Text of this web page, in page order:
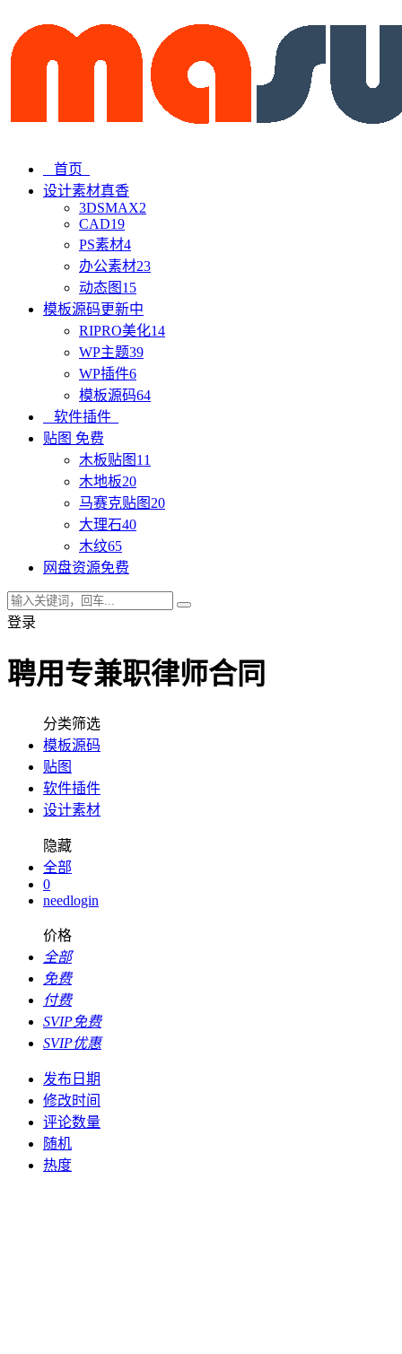
首页
设计素材真香
3DSMAX2
CAD19
PS素材4
办公素材23
动态图 15
模板源码更新中
RIPRO美化14
WP主题39
WP插件6
模板源码64
软件插件
贴图 免费
木板贴图 11
木地板20
马赛克贴图 20
大理石40
木纹65
网盘资源免费
登录
聘用专兼职律师合同
分类筛选
模板源码
贴图
软件插件
设计素材
隐藏
全部
0
needlogin
价格
全部
免费
付费
SVIP免费
SVIP优惠
发布日期
修改时间
评论数量
随机
热度